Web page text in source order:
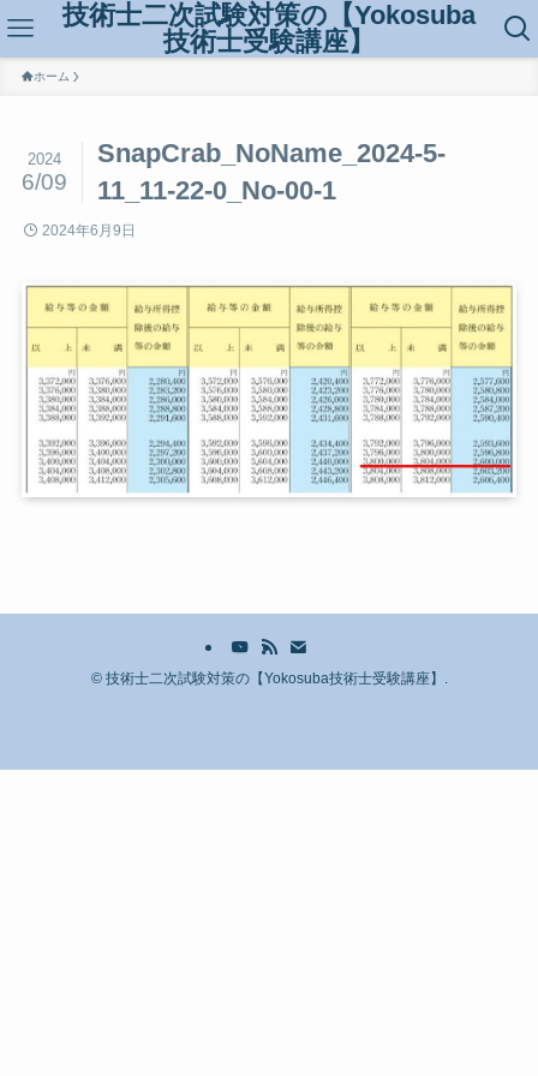
技術士二次試験対策の【Yokosuba
技術士受験講座】
ホーム
SnapCrab_NoName_2024-5-
11_11-22-0_No-00-1
2024
6/09
2024年6月9日
©技術士二次試験対策の【Yokosuba技術士受験講座】.